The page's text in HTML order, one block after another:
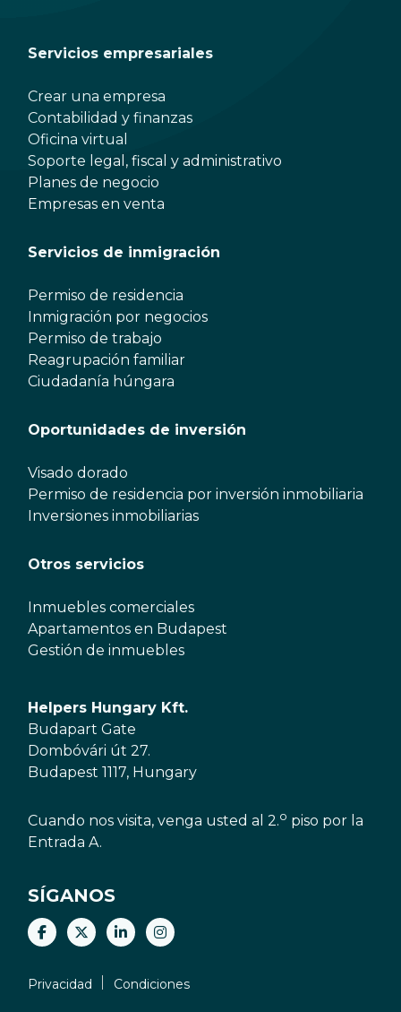
Servicios empresariales
Crear una empresa
Contabilidad y finanzas
Oficina virtual
Soporte legal, fiscal y administrativo
Planes de negocio
Empresas en venta
Servicios de inmigración
Permiso de residencia
Inmigración por negocios
Permiso de trabajo
Reagrupación familiar
Ciudadanía húngara
Oportunidades de inversión
Visado dorado
Permiso de residencia por inversión inmobiliaria
Inversiones inmobiliarias
Otros servicios
Inmuebles comerciales
Apartamentos en Budapest
Gestión de inmuebles
Helpers Hungary Kft.
Budapart Gate
Dombóvári út 27.
Budapest 1117, Hungary
Cuando nos visita, venga usted al 2.o piso por la
Entrada A.
SÍGANOS
Privacidad Condiciones